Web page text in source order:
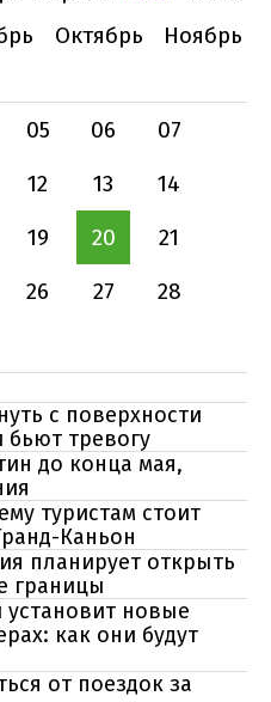
Октябрь
Ноябрь
05 06
07
12 13
14
19 20
21
26 27
28
с поверхности
бьют тревогу
до конца мая,
туристам стоит
Каньон
планирует открыть
границы
новые
как они будут
от поездок за